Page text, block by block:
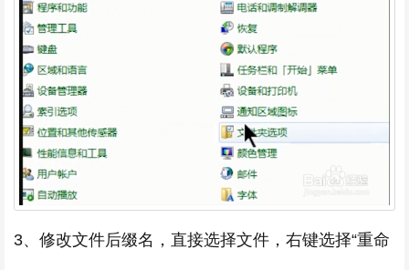
3、修改文件后缀名，直接选择文件，右键选择“重命